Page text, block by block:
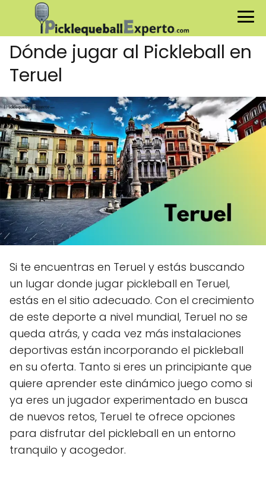
Dónde jugar al Pickleball en
Teruel
Si te encuentras en Teruel y estás buscando
un lugar donde jugar pickleball en Teruel,
estás en el sitio adecuado. Con el crecimiento
de este deporte a nivel mundial, Teruel no se
queda atrás, y cada vez más instalaciones
deportivas están incorporando el pickleball
en su oferta. Tanto si eres un principiante que
quiere aprender este dinámico juego como si
ya eres un jugador experimentado en busca
de nuevos retos, Teruel te ofrece opciones
para disfrutar del pickleball en un entorno
tranquilo y acogedor.